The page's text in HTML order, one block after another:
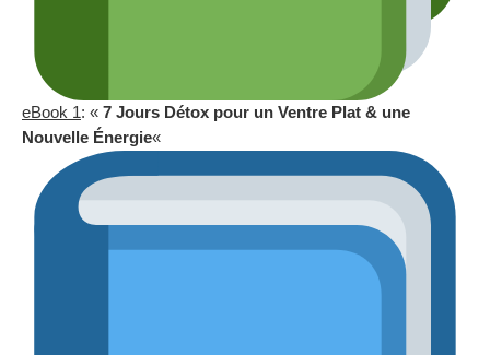
eBook 1: « 7 Jours Détox pour un Ventre Plat & une
Nouvelle Énergie«